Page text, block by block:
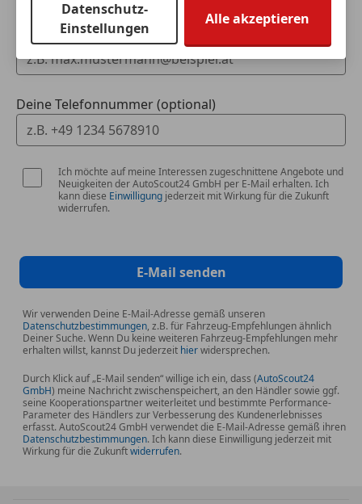
Deine E-Mail
Deine Telefonnummer (optional)
Ich möchte auf meine Interessen zugeschnittene Angebote und
Neuigkeiten der AutoScout24 GmbH per E-Mail erhalten. Ich
kann diese Einwilligung jederzeit mit Wirkung für die Zukunft
widerrufen.
E-Mail senden
Wir verwenden Deine E-Mail-Adresse gemäß unseren
Datenschutzbestimmungen, z.B. für Fahrzeug-Empfehlungen ähnlich
Deiner Suche. Wenn Du keine weiteren Fahrzeug-Empfehlungen mehr
erhalten willst, kannst Du jederzeit hierwidersprechen.
Durch Klick auf „E-Mail senden“ willige ich ein, dass (AutoScout24
GmbH) meine Nachricht zwischenspeichert, an den Händler sowie ggf.
seine Kooperationspartner weiterleitet und bestimmte Performance-
Parameter des Händlers zur Verbesserung des Kundenerlebnisses
erfasst. AutoScout24 GmbH verwendet die E-Mail-Adresse gemäß ihren
Datenschutzbestimmungen. Ich kann diese Einwilligung jederzeit mit
Wirkung für die Zukunftwiderrufen.
Datenschutz-
Einstellungen
Alle akzeptieren